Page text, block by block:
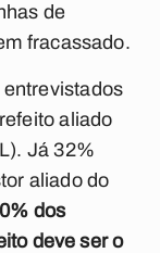
de
fracassado.
entrevistados
aliado
Já 32%
aliado do
dos
deve ser o